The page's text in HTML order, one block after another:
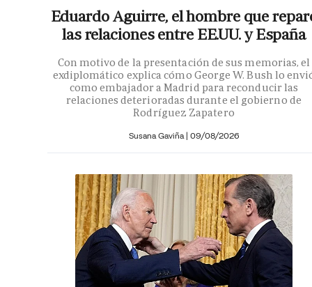
Eduardo Aguirre, el hombre que
las relaciones entre EE.UU. y España
Con motivo de la presentación de sus memorias, el
exdiplomático explica cómo George W. Bush lo
como embajador a Madrid para reconducir las
relaciones deterioradas durante el gobierno de
Rodríguez Zapatero
Susana Gaviña | 09/08/2026